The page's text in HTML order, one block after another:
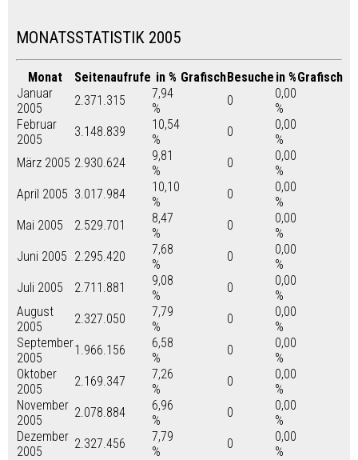
MONATSSTATISTIK 2005
Monat Seitenaufrufe in % GrafischBesuche in %Grafisch
Januar
2005
2.371.315
7,94
%
0
0,00
%
Februar
2005
3.148.839
10,54
%
0
0,00
%
März 2005 2.930.624
9,81
%
0
0,00
%
April 2005 3.017.984
10,10
%
0
0,00
%
Mai 2005
2.529.701
8,47
%
0
0,00
%
Juni 2005 2.295.420
7,68
%
0
0,00
%
Juli 2005
2.711.881
9,08
%
0
0,00
%
August
2005
2.327.050
7,79
%
0
0,00
%
September
2005
1.966.156
6,58
%
0
0,00
%
Oktober
2005
2.169.347
7,26
%
0
0,00
%
November
2005
2.078.884
6,96
%
0
0,00
%
Dezember
2005
2.327.456
7,79
%
0
0,00
%